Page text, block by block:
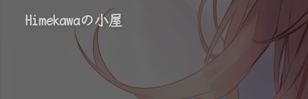
Himekawaの小屋